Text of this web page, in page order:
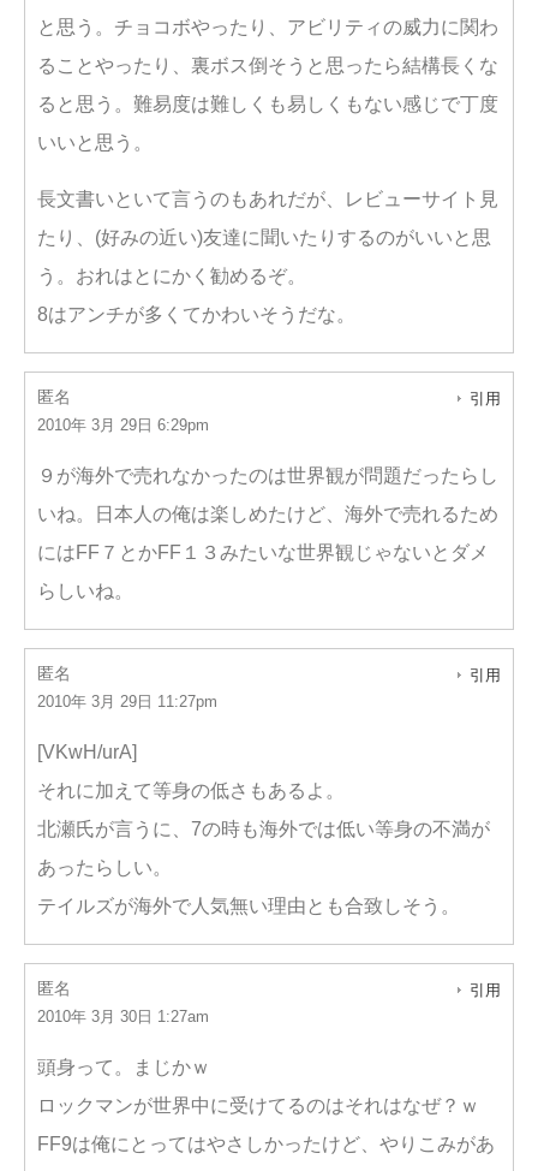
と思う。チョコボやったり、アビリティの威力に関わ
ることやったり、裏ボス倒そうと思ったら結構長くな
ると思う。難易度は難しくも易しくもない感じで丁度
いいと思う。
長文書いといて言うのもあれだが、レビューサイト見
たり、(好みの近い)友達に聞いたりするのがいいと思
う。おれはとにかく勧めるぞ。
8はアンチが多くてかわいそうだな。
匿名
2010年 3月 29日 6:29pm
引用
９が海外で売れなかったのは世界観が問題だったらし
いね。日本人の俺は楽しめたけど、海外で売れるため
にはFF７とかFF１３みたいな世界観じゃないとダメ
らしいね。
匿名
2010年 3月 29日 11:27pm
引用
[VKwH/urA]
それに加えて等身の低さもあるよ。
北瀬氏が言うに、7の時も海外では低い等身の不満が
あったらしい。
テイルズが海外で人気無い理由とも合致しそう。
匿名
2010年 3月 30日 1:27am
引用
頭身って。まじかｗ
ロックマンが世界中に受けてるのはそれはなぜ？ｗ
FF9は俺にとってはやさしかったけど、やりこみがあ